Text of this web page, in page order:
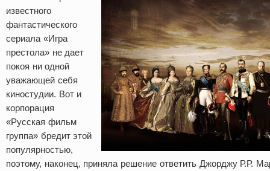
известного
фантастического
сериала «Игра
престола» не дает
покоя ни одной
уважающей себя
киностудии. Вот и
корпорация
«Русская фильм
группа» бредит этой
популярностью,
поэтому, наконец, приняла решение ответить Джорджу Р.Р.